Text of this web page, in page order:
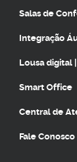
Salas de
Integração
Lousa digital
Smart Office
Central de
Fale Conosco